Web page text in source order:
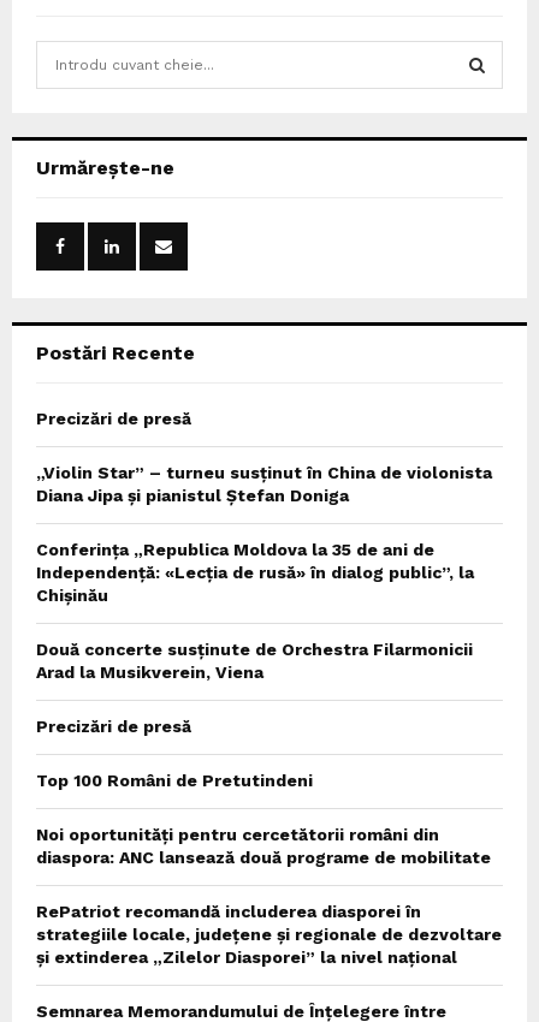
h
Urmărește-ne
Postări Recente
Precizări de presă
„Violin Star” – turneu susținut în China de violonista
Diana Jipa și pianistul Ștefan Doniga
Conferința „Republica Moldova la 35 de ani de
Independență: «Lecția de rusă» în dialog public”, la
Chișinău
Două concerte susținute de Orchestra Filarmonicii
Arad la Musikverein, Viena
Precizări de presă
Top 100 Români de Pretutindeni
Noi oportunități pentru cercetătorii români din
diaspora: ANC lansează două programe de mobilitate
RePatriot recomandă includerea diasporei în
strategiile locale, județene și regionale de dezvoltare
și extinderea „Zilelor Diasporei” la nivel național
Semnarea Memorandumului de Înțelegere între